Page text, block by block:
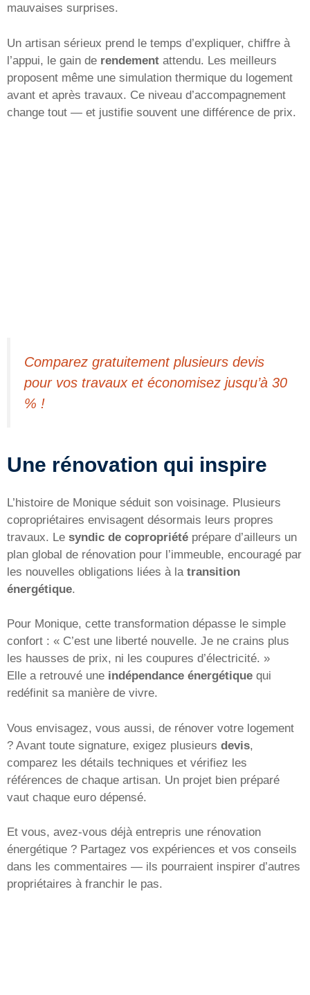
mauvaises surprises.
Un artisan sérieux prend le temps d’expliquer, chiffre à
l’appui, le gain de rendement attendu. Les meilleurs
proposent même une simulation thermique du logement
avant et après travaux. Ce niveau d’accompagnement
change tout — et justifie souvent une différence de prix.
Comparez gratuitement plusieurs devis
pour vos travaux et économisez jusqu’à 30
% !
Une rénovation qui inspire
L’histoire de Monique séduit son voisinage. Plusieurs
copropriétaires envisagent désormais leurs propres
travaux. Le syndic de copropriété prépare d’ailleurs un
plan global de rénovation pour l’immeuble, encouragé par
les nouvelles obligations liées à la transition
énergétique.
Pour Monique, cette transformation dépasse le simple
confort : « C’est une liberté nouvelle. Je ne crains plus
les hausses de prix, ni les coupures d’électricité. »
Elle a retrouvé une indépendance énergétique qui
redéfinit sa manière de vivre.
Vous envisagez, vous aussi, de rénover votre logement
? Avant toute signature, exigez plusieurs devis,
comparez les détails techniques et vérifiez les
références de chaque artisan. Un projet bien préparé
vaut chaque euro dépensé.
Et vous, avez-vous déjà entrepris une rénovation
énergétique ? Partagez vos expériences et vos conseils
dans les commentaires — ils pourraient inspirer d’autres
propriétaires à franchir le pas.